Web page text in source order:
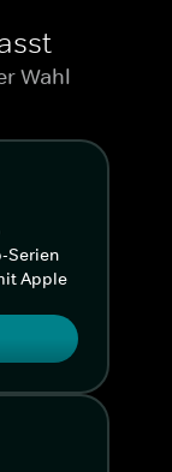
Wahl
Serien
Apple